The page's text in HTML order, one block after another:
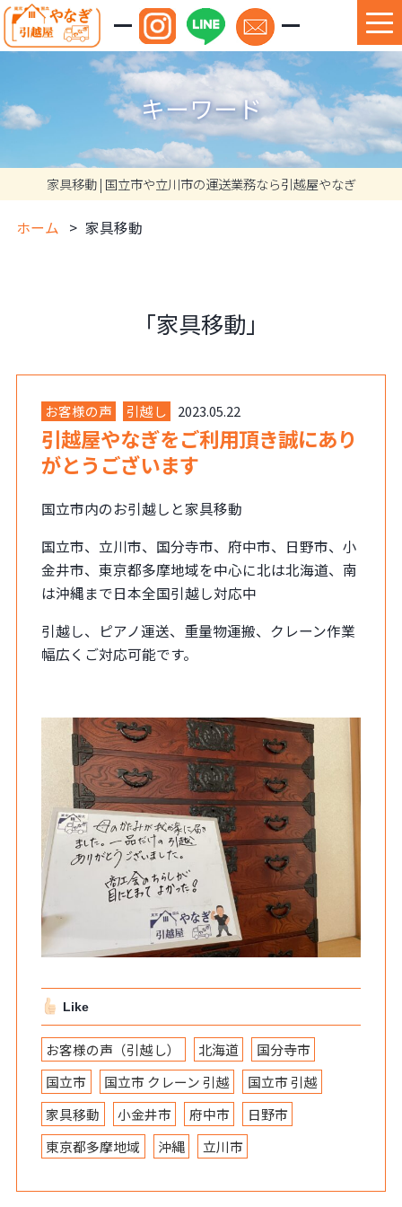
キーワード
家具移動 | 国立市や立川市の運送業務なら引越屋やなぎ
ホーム 家具移動
「家具移動」
お客様の声 引越し 2023.05.22
引越屋やなぎをご利用頂き誠にあり
がとうございます
国立市内のお引越しと家具移動
国立市、立川市、国分寺市、府中市、日野市、小
金井市、東京都多摩地域を中心に北は北海道、南
は沖縄まで日本全国引越し対応中
引越し、ピアノ運送、重量物運搬、クレーン作業
幅広くご対応可能です。
Like
お客様の声（引越し） 北海道
国分寺市
国立市
国立市 クレーン 引越
国立市 引越
家具移動
小金井市 府中市
日野市
東京都多摩地域
沖縄 立川市